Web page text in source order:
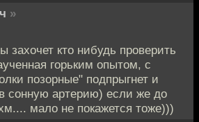
»
захочет кто нибудь проверить
горьким опытом, с
позорные" подпрыгнет и
сонную артерию) если же до
мало не покажется тоже)))